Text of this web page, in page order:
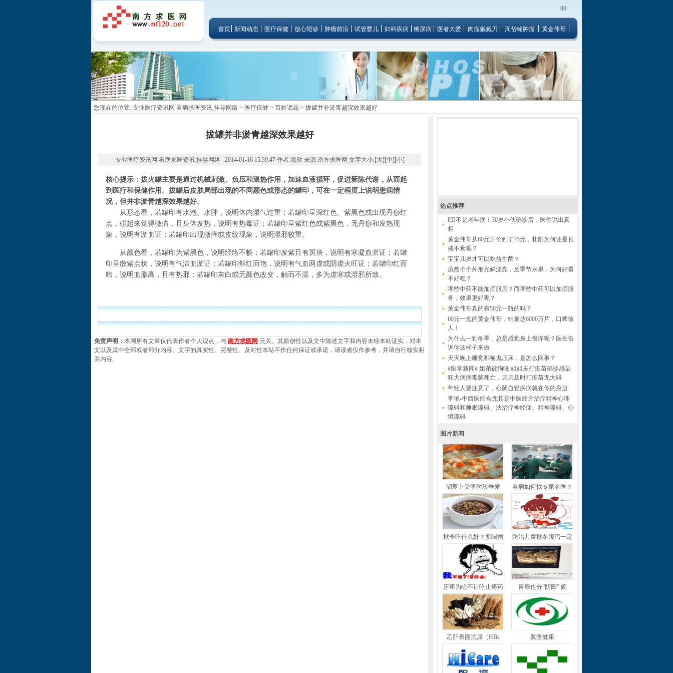
00
首页 新闻动态 医疗保健 放心陪诊 肿瘤前沿 试管婴儿 妇科疾病 糖尿病 医者大爱 肉瘤氩氦刀 周岱翰肿瘤 黄金伟哥
您现在的位置: 专业医疗资讯网 看病求医资讯 挂导网络 > 医疗保健 > 百姓话题 > 拔罐并非淤青越深效果越好
拔罐并非淤青越深效果越好
专业医疗资讯网 看病求医资讯 挂导网络 2014-01-16 15:39:47 作者:海欣 来源:南方求医网 文字大小:[大][中][小]
核心提示：拔火罐主要是通过机械刺激、负压和温热作用，加速血液循环，促进新陈代谢，从而起
到医疗和保健作用。拔罐后皮肤局部出现的不同颜色或形态的罐印，可在一定程度上说明患病情
况，但并非淤青越深效果越好。
从形态看，若罐印有水泡、水肿，说明体内湿气过重；若罐印呈深红色、紫黑色或出现丹痧红
点，碰起来觉得微痛，且身体发热，说明有热毒证；若罐印呈紫红色或紫黑色，无丹痧和发热现
象，说明有淤血证；若罐印出现微痒或皮纹现象，说明湿邪较重。
从颜色看，若罐印为紫黑色，说明经络不畅；若罐印发紫且有斑块，说明有寒凝血淤证；若罐
印呈散紫点状，说明有气滞血淤证；若罐印鲜红而艳，说明有气血两虚或阴虚火旺证；若罐印红而
暗，说明血脂高，且有热邪；若罐印灰白或无颜色改变，触而不温，多为虚寒或湿邪所致。
免责声明： 本网所有文章仅代表作者个人观点，与 南方求医网 无关。其原创性以及文中陈述文字和内容未经本站证实，对本
文以及其中全部或者部分内容、文字的真实性、完整性、及时性本站不作任何保证或承诺，请读者仅作参考，并请自行核实相
关内容。
热点推荐
ED不是老年病！30岁小伙确诊后，医生说出真
相
黄金伟哥从60元升价到了75元，壮阳为何还是长
盛不衰呢？
宝宝几岁才可以吃益生菌？
虽然个个外形光鲜漂亮，反季节水果，为何好看
不好吃？
哪些中药不能加酒服用？而哪些中药可以加酒服
务，效果更好呢？
黄金伟哥真的有50元一瓶的吗？
60元一盒的黄金伟哥，销量达6000万片，口啤惊
人！
为什么一到冬季，总是感觉身上很痒呢？医生告
诉你这样子来做
天天晚上睡觉都被鬼压床，是怎么回事？
#医学新闻# 姐弟被狗咬 姐姐未打疫苗确诊感染
狂犬病病毒脑死亡，弟弟及时打疫苗无大碍
年轻人要注意了，心脑血管疾病就在你的身边
李艳-中西医结合尤其是中医经方治疗精神心理
障碍和睡眠障碍、法治疗神经症、精神障碍、心
境障碍
图片新闻
胡萝卜受李时珍垂爱 看病如何找专家名医？
秋季吃什么好？多喝粥 防治儿童秋冬腹泻一定
牙疼为啥不让吃止疼药 胃癌也分“阴阳” 闹
乙肝表面抗原（HBs 翼医健康